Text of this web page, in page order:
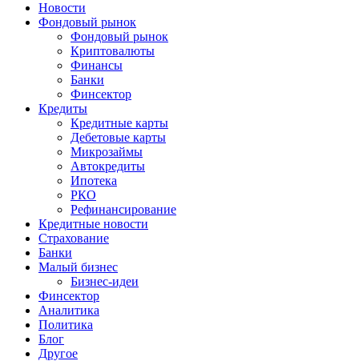
Новости
Фондовый рынок
Фондовый рынок
Криптовалюты
Финансы
Банки
Финсектор
Кредиты
Кредитные карты
Дебетовые карты
Микрозаймы
Автокредиты
Ипотека
РКО
Рефинансирование
Кредитные новости
Страхование
Банки
Малый бизнес
Бизнес-идеи
Финсектор
Аналитика
Политика
Блог
Другое